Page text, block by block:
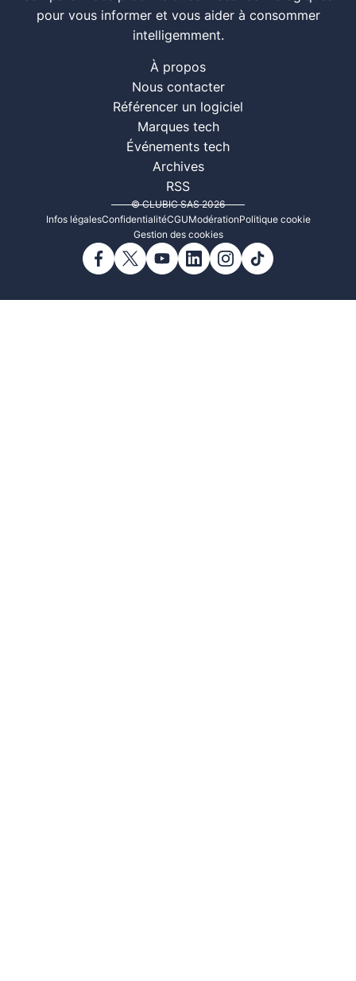
pour vous informer et vous aider à consommer
intelligemment.
À propos
Nous contacter
Référencer un logiciel
Marques tech
Événements tech
Archives
RSS
© CLUBIC SAS 2026
Infos légalesConfidentialitéCGUModérationPolitique cookie
Gestion des cookies